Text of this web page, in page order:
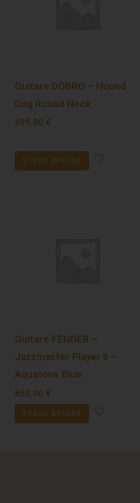
Guitare DOBRO – Hound
Dog Round Neck
499,00 €
STOCK ÉPUISÉ
Guitare FENDER –
Jazzmaster Player II –
Aquatone Blue
850,00 €
STOCK ÉPUISÉ